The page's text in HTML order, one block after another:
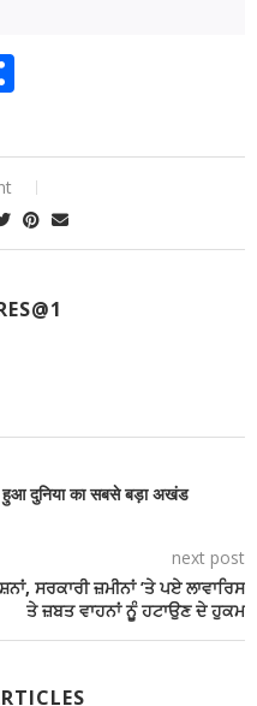
ਪ੍ਰਦੂਸ਼ਣ ਰੋਕਥਾਮ ਬੋਰਡ ਅਤੇ ਨਗਰ
हुआ दुनिया का सबसे बड़ा अखंड
next post
ਸਰਕਾਰੀ ਜ਼ਮੀਨਾਂ ’ਤੇ ਪਏ ਲਾਵਾਰਿਸ
ਤੇ ਜ਼ਬਤ ਵਾਹਨਾਂ ਨੂੁੰ ਹਟਾਉਣ ਦੇ ਹੁਕਮ